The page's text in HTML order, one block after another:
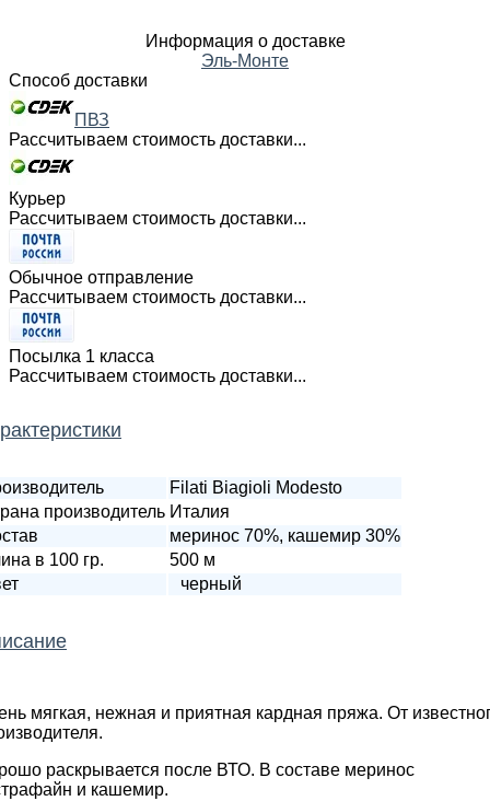
Информация о доставке
Эль-Монте
Способ доставки
ПВЗ
Рассчитываем стоимость доставки...
Курьер
Рассчитываем стоимость доставки...
Обычное отправление
Рассчитываем стоимость доставки...
Посылка 1 класса
Рассчитываем стоимость доставки...
Filati Biagioli Modesto
производитель Италия
меринос 70%, кашемир 30%
в 100 гр.
500 м
черный
мягкая, нежная и приятная кардная пряжа. От
раскрывается после ВТО. В составе меринос
и кашемир.